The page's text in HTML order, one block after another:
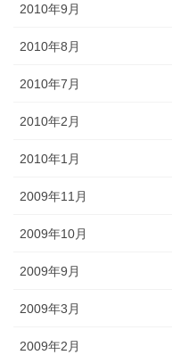
2010年9月
2010年8月
2010年7月
2010年2月
2010年1月
2009年11月
2009年10月
2009年9月
2009年3月
2009年2月